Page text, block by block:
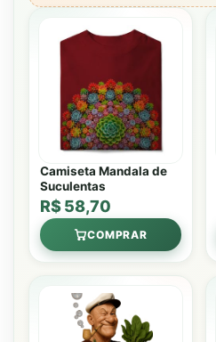
Camiseta Mandala de
Suculentas
R$ 58,70
COMPRAR